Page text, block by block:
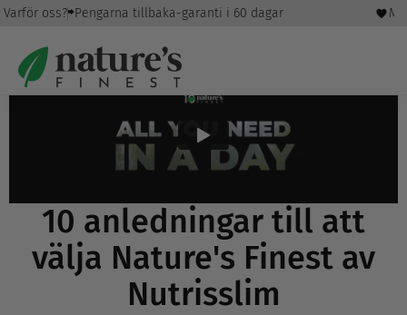
Varför oss? Pengarna tillbaka-garanti i 60 dagar
Vårt löfte
10 anledningar till att
välja Nature's Finest av
Nutrisslim